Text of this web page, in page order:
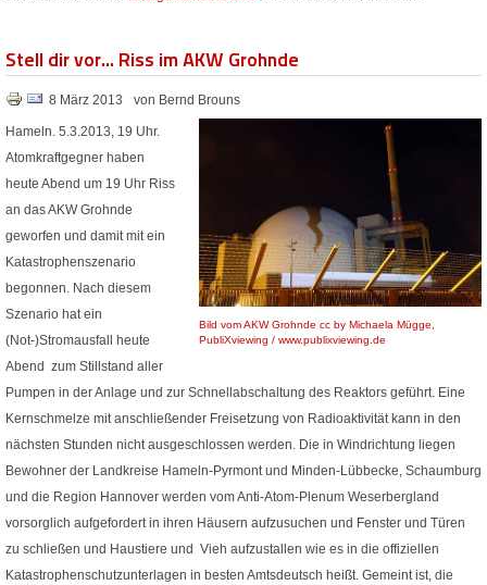
Stell dir vor... Riss im AKW Grohnde
8 März 2013 von Bernd Brouns
Bild vom AKW Grohnde cc by Michaela Mügge,
PubliXviewing / www.publixviewing.de
Hameln. 5.3.2013, 19 Uhr.
Atomkraftgegner haben
heute Abend um 19 Uhr Riss
an das AKW Grohnde
geworfen und damit mit ein
Katastrophenszenario
begonnen. Nach diesem
Szenario hat ein
(Not-)Stromausfall heute
Abend zum Stillstand aller
Pumpen in der Anlage und zur Schnellabschaltung des Reaktors geführt. Eine
Kernschmelze mit anschließender Freisetzung von Radioaktivität kann in den
nächsten Stunden nicht ausgeschlossen werden. Die in Windrichtung liegen
Bewohner der Landkreise Hameln-Pyrmont und Minden-Lübbecke, Schaumburg
und die Region Hannover werden vom Anti-Atom-Plenum Weserbergland
vorsorglich aufgefordert in ihren Häusern aufzusuchen und Fenster und Türen
zu schließen und Haustiere und Vieh aufzustallen wie es in die offiziellen
Katastrophenschutzunterlagen in besten Amtsdeutsch heißt. Gemeint ist, die